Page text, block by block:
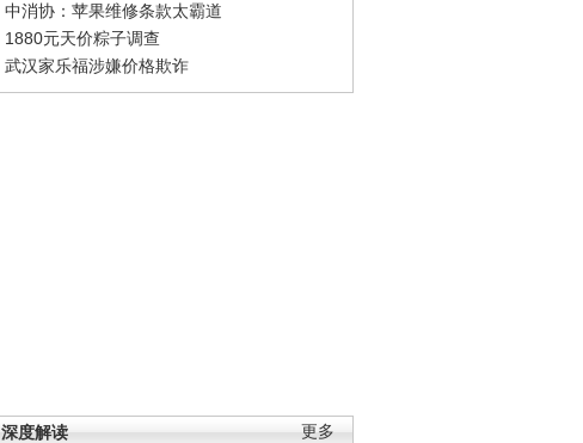
中消协：苹果维修条款太霸道
1880元天价粽子调查
武汉家乐福涉嫌价格欺诈
更多
深度解读